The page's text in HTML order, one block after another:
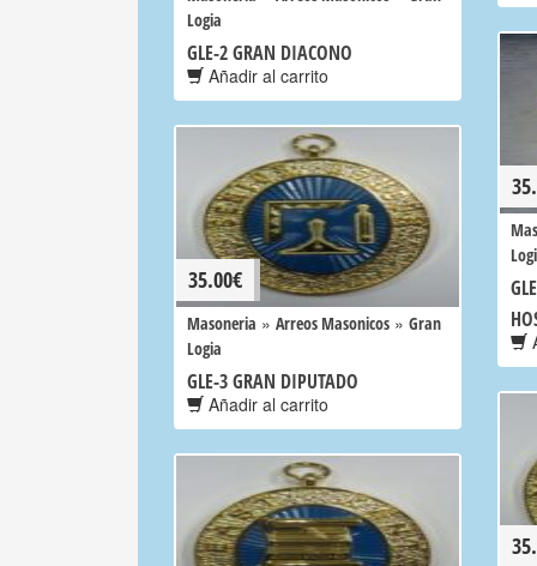
Logia
GLE-2 GRAN DIACONO
Añadir al carrito
35.00€
Masoneria » Arreos Masonicos » Gran
Logia
GLE-3 GRAN DIPUTADO
Añadir al carrito